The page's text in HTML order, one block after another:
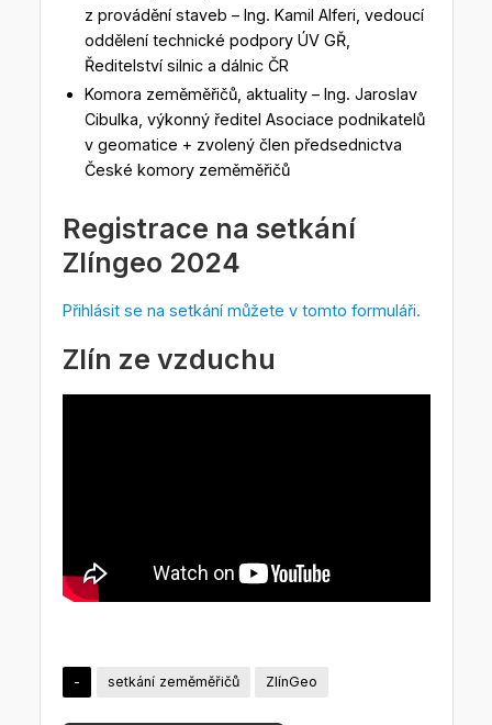
z provádění staveb – Ing. Kamil Alferi, vedoucí
oddělení technické podpory ÚV GŘ,
Ředitelství silnic a dálnic ČR
Komora zeměměřičů, aktuality – Ing. Jaroslav
Cibulka, výkonný ředitel Asociace podnikatelů
v geomatice + zvolený člen předsednictva
České komory zeměměřičů
Registrace na setkání
Zlíngeo 2024
Přihlásit se na setkání můžete v tomto formuláři.
Zlín ze vzduchu
- setkání zeměměřičů ZlínGeo